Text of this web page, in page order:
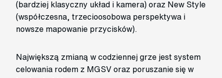
(bardziej klasyczny układ i kamera) oraz New Style
(współczesna, trzecioosobowa perspektywa i
nowsze mapowanie przycisków).
Największą zmianą w codziennej grze jest system
celowania rodem z MGSV oraz poruszanie się w